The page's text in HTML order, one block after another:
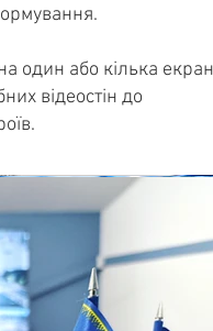
один або кілька
відеостін до